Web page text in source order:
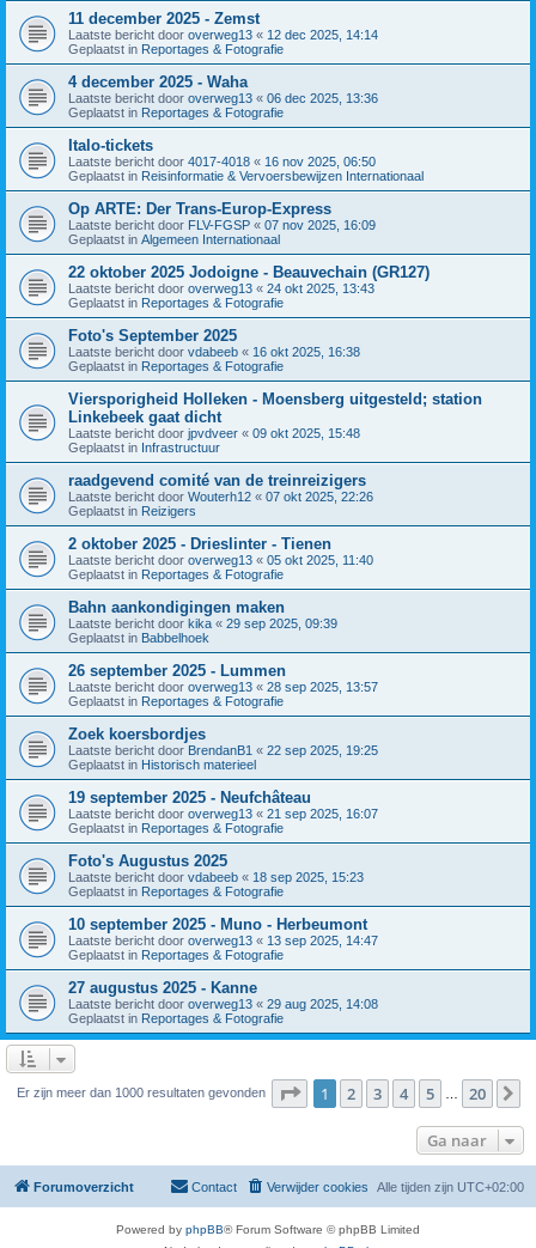
11 december 2025 - Zemst
Laatste bericht door overweg13 « 12 dec 2025, 14:14
Geplaatst in Reportages & Fotografie
4 december 2025 - Waha
Laatste bericht door overweg13 « 06 dec 2025, 13:36
Geplaatst in Reportages & Fotografie
Italo-tickets
Laatste bericht door 4017-4018 « 16 nov 2025, 06:50
Geplaatst in Reisinformatie & Vervoersbewijzen Internationaal
Op ARTE: Der Trans-Europ-Express
Laatste bericht door FLV-FGSP « 07 nov 2025, 16:09
Geplaatst in Algemeen Internationaal
22 oktober 2025 Jodoigne - Beauvechain (GR127)
Laatste bericht door overweg13 « 24 okt 2025, 13:43
Geplaatst in Reportages & Fotografie
Foto's September 2025
Laatste bericht door vdabeeb « 16 okt 2025, 16:38
Geplaatst in Reportages & Fotografie
Viersporigheid Holleken - Moensberg uitgesteld; station
Linkebeek gaat dicht
Laatste bericht door jpvdveer « 09 okt 2025, 15:48
Geplaatst in Infrastructuur
raadgevend comité van de treinreizigers
Laatste bericht door Wouterh12 « 07 okt 2025, 22:26
Geplaatst in Reizigers
2 oktober 2025 - Drieslinter - Tienen
Laatste bericht door overweg13 « 05 okt 2025, 11:40
Geplaatst in Reportages & Fotografie
Bahn aankondigingen maken
Laatste bericht door kika « 29 sep 2025, 09:39
Geplaatst in Babbelhoek
26 september 2025 - Lummen
Laatste bericht door overweg13 « 28 sep 2025, 13:57
Geplaatst in Reportages & Fotografie
Zoek koersbordjes
Laatste bericht door BrendanB1 « 22 sep 2025, 19:25
Geplaatst in Historisch materieel
19 september 2025 - Neufchâteau
Laatste bericht door overweg13 « 21 sep 2025, 16:07
Geplaatst in Reportages & Fotografie
Foto's Augustus 2025
Laatste bericht door vdabeeb « 18 sep 2025, 15:23
Geplaatst in Reportages & Fotografie
10 september 2025 - Muno - Herbeumont
Laatste bericht door overweg13 « 13 sep 2025, 14:47
Geplaatst in Reportages & Fotografie
27 augustus 2025 - Kanne
Laatste bericht door overweg13 « 29 aug 2025, 14:08
Geplaatst in Reportages & Fotografie
Er zijn meer dan 1000 resultaten gevonden Pagina van 20
1 2 3 4 5 20
Ga naar
Forumoverzicht Alle tijden zijn UTC+02:00
Verwijder cookies
Contact
Powered by phpBB® Forum Software © phpBB Limited